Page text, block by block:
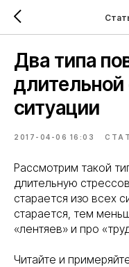
Два типа
длительной
ситуации
2017-04-06 16:03
Рассмотрим такой
длительную
старается изо всех
старается, тем
«лентяев» и про
Читайте и